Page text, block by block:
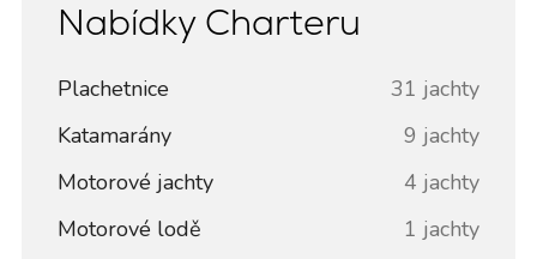
Nabídky Charteru
Plachetnice
31 jachty
Katamarány
9 jachty
Motorové jachty
4 jachty
Motorové lodě
1 jachty